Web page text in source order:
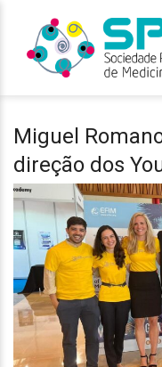
Miguel
direção dos